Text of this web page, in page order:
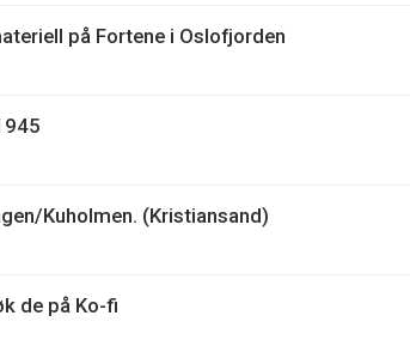
på Fortene i Oslofjorden
Kuholmen. (Kristiansand)
de på Ko-fi